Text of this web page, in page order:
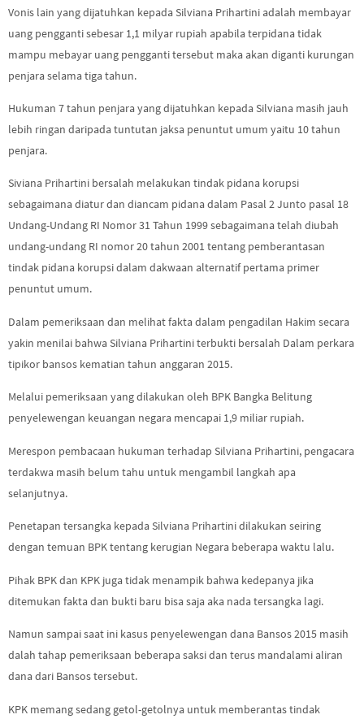
Vonis lain yang dijatuhkan kepada Silviana Prihartini adalah membayar
uang pengganti sebesar 1,1 milyar rupiah apabila terpidana tidak
mampu mebayar uang pengganti tersebut maka akan diganti kurungan
penjara selama tiga tahun.
Hukuman 7 tahun penjara yang dijatuhkan kepada Silviana masih jauh
lebih ringan daripada tuntutan jaksa penuntut umum yaitu 10 tahun
penjara.
Siviana Prihartini bersalah melakukan tindak pidana korupsi
sebagaimana diatur dan diancam pidana dalam Pasal 2 Junto pasal 18
Undang-Undang RI Nomor 31 Tahun 1999 sebagaimana telah diubah
undang-undang RI nomor 20 tahun 2001 tentang pemberantasan
tindak pidana korupsi dalam dakwaan alternatif pertama primer
penuntut umum.
Dalam pemeriksaan dan melihat fakta dalam pengadilan Hakim secara
yakin menilai bahwa Silviana Prihartini terbukti bersalah Dalam perkara
tipikor bansos kematian tahun anggaran 2015.
Melalui pemeriksaan yang dilakukan oleh BPK Bangka Belitung
penyelewengan keuangan negara mencapai 1,9 miliar rupiah.
Merespon pembacaan hukuman terhadap Silviana Prihartini, pengacara
terdakwa masih belum tahu untuk mengambil langkah apa
selanjutnya.
Penetapan tersangka kepada Silviana Prihartini dilakukan seiring
dengan temuan BPK tentang kerugian Negara beberapa waktu lalu.
Pihak BPK dan KPK juga tidak menampik bahwa kedepanya jika
ditemukan fakta dan bukti baru bisa saja aka nada tersangka lagi.
Namun sampai saat ini kasus penyelewengan dana Bansos 2015 masih
dalah tahap pemeriksaan beberapa saksi dan terus mandalami aliran
dana dari Bansos tersebut.
KPK memang sedang getol-getolnya untuk memberantas tindak